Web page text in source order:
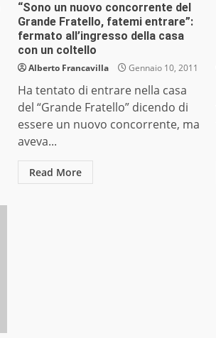
“Sono un nuovo concorrente del
Grande Fratello, fatemi entrare”:
fermato all’ingresso della casa
con un coltello
Alberto Francavilla Gennaio 10, 2011
Ha tentato di entrare nella casa
del “Grande Fratello” dicendo di
essere un nuovo concorrente, ma
aveva...
Read More